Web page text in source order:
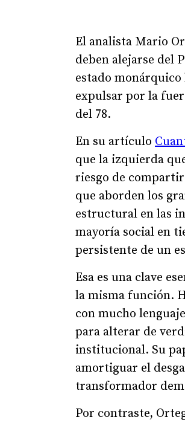
El analista Mario
deben alejarse del
estado
expulsar por la
del 78.
En su artículo
que la izquierda
riesgo de
que aborden los
estructural en las
mayoría social en
persistente de un
Esa es una clave
la misma función.
con mucho
para alterar de
institucional. Su
amortiguar el
transformador
Por contraste,